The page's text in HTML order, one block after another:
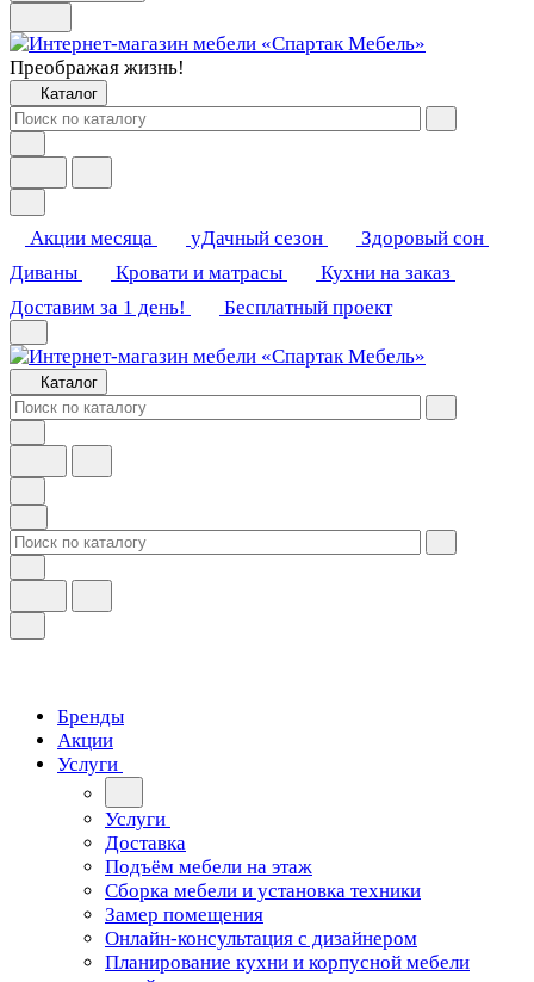
Преображая жизнь!
Каталог
Акции месяца уДачный сезон
Здоровый сон
Диваны
Кровати и матрасы
Кухни на заказ
Доставим за 1 день!
Бесплатный проект
Каталог
Бренды
Акции
Услуги
Услуги
Доставка
Подъём мебели на этаж
Сборка мебели и установка техники
Замер помещения
Онлайн-консультация с дизайнером
Планирование кухни и корпусной мебели